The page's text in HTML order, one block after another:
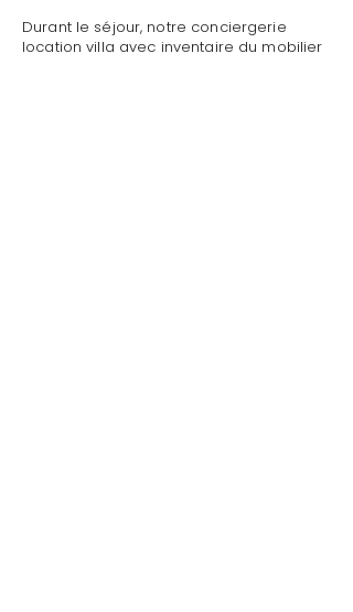
Durant le séjour, notre conciergerie
location villa avec inventaire du mobilier